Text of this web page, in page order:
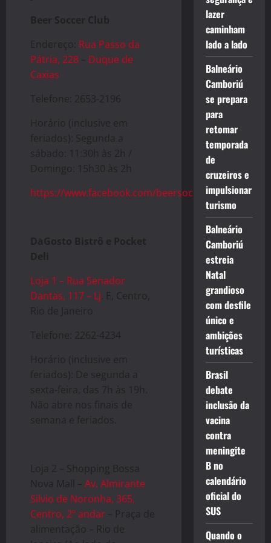
Beer Soccer Club
Endereço: Rua Passo da
Pátria, 228 – Duque de
Caxias
Telefone: 2653-2196
Horário (inclusive em
feriados): Segunda a
sábado: 11:30h às 2h /
Domingo: 15h30 às 2h
https://www.facebook.com/beersoccerclub/
DaGosto Bistrô e Pocket
Deli
Loja 1 – Rua Senador
Dantas, 117 – Lj . E, Centro,
Rio de Janeiro
Telefone: 2262-4234
Horário (inclusive em
feriados): De segunda a
sexta-feira, das 7h às 19h.
Não abre nos finais de
semana e feriados.
Loja 2 – Shopping Bossa
Nova Mall – Av. Almirante
Silvio de Noronha, 365,
Centro, 2º andar – Praça de
alimentação – Rio de
lazer
caminham
lado a lado
Balneário
Camboriú
se prepara
para
retomar
temporada
de
cruzeiros e
impulsionar
turismo
Balneário
Camboriú
estreia
Natal
grandioso
com desfile
único e
ambições
turísticas
Brasil
debate
inclusão da
vacina
contra
meningite
B no
calendário
oficial do
SUS
Quando o